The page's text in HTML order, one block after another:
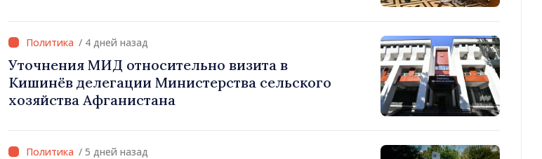
/ 4 дней назад
Уточнения МИД относительно визита в
Кишинёв делегации Министерства сельского
хозяйства Афганистана
/ 5 дней назад